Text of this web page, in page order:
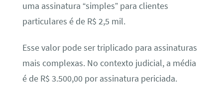
uma assinatura “simples” para clientes
particulares é de R$ 2,5 mil.
Esse valor pode ser triplicado para assinaturas
mais complexas. No contexto judicial, a média
é de R$ 3.500,00 por assinatura periciada.